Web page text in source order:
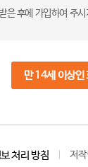
은 후에 가입하여 주
만 14세 이상인
처리 방침 저